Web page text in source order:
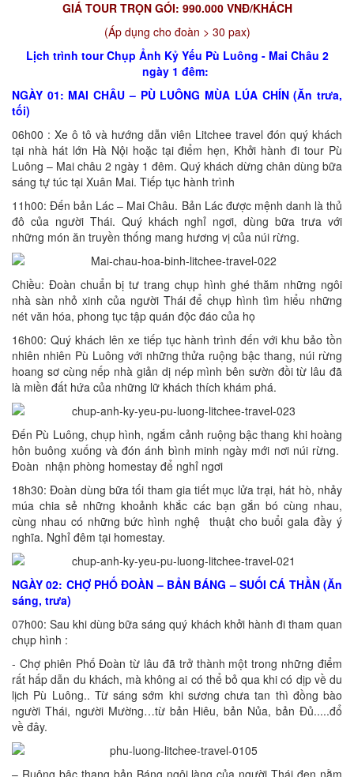
GIÁ TOUR TRỌN GÓI: 990.000 VNĐ/KHÁCH
(Áp dụng cho đoàn > 30 pax)
Lịch trình tour Chụp Ảnh Kỷ Yếu Pù Luông - Mai Châu 2
ngày 1 đêm:
NGÀY 01: MAI CHÂU – PÙ LUÔNG MÙA LÚA CHÍN (Ăn trưa,
tối)
06h00 : Xe ô tô và hướng dẫn viên Litchee travel đón quý khách
tại nhà hát lớn Hà Nội hoặc tại điểm hẹn, Khởi hành đi tour Pù
Luông – Mai châu 2 ngày 1 đêm. Quý khách dừng chân dùng bữa
sáng tự túc tại Xuân Mai. Tiếp tục hành trình
11h00: Đến bản Lác – Mai Châu. Bản Lác được mệnh danh là thủ
đô của người Thái. Quý khách nghỉ ngơi, dùng bữa trưa với
những món ăn truyền thống mang hương vị của núi rừng.
Chiều: Đoàn chuẩn bị tư trang chụp hình ghé thăm những ngôi
nhà sàn nhỏ xinh của người Thái để chụp hình tìm hiểu những
nét văn hóa, phong tục tập quán độc đáo của họ
16h00: Quý khách lên xe tiếp tục hành trình đến với khu bảo tồn
nhiên nhiên Pù Luông với những thửa ruộng bậc thang, núi rừng
hoang sơ cùng nếp nhà giản dị nép mình bên sườn đồi từ lâu đã
là miền đất hứa của những lữ khách thích khám phá.
Đến Pù Luông, chụp hình, ngắm cảnh ruộng bậc thang khi hoàng
hôn buông xuống và đón ánh bình minh ngày mới nơi núi rừng.
Đoàn nhận phòng homestay để nghỉ ngơi
18h30: Đoàn dùng bữa tối tham gia tiết mục lửa trại, hát hò, nhảy
múa chia sẻ những khoảnh khắc các bạn gắn bó cùng nhau,
cùng nhau có những bức hình nghệ thuật cho buổi gala đầy ý
nghĩa. Nghỉ đêm tại homestay.
NGÀY 02: CHỢ PHỐ ĐOÀN – BẢN BÁNG – SUỐI CÁ THẦN (Ăn
sáng, trưa)
07h00: Sau khi dùng bữa sáng quý khách khởi hành đi tham quan
chụp hình :
- Chợ phiên Phố Đoàn từ lâu đã trở thành một trong những điểm
rất hấp dẫn du khách, mà không ai có thể bỏ qua khi có dịp về du
lịch Pù Luông.. Từ sáng sớm khi sương chưa tan thì đồng bào
người Thái, người Mường…từ bản Hiêu, bản Nủa, bản Đủ.....đổ
về đây.